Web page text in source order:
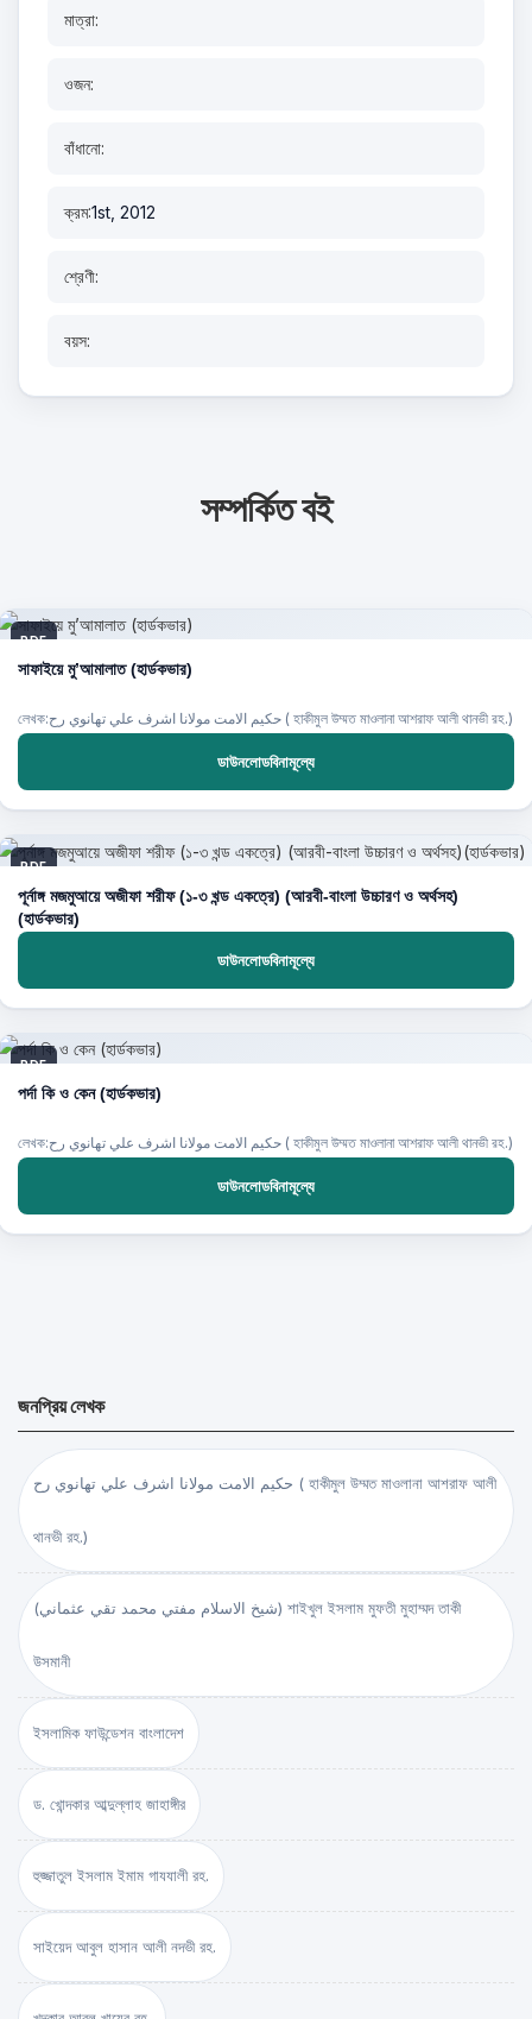
মাত্রা:
ওজন:
বাঁধানো:
ক্রম:1st, 2012
শ্রেণী:
বয়স:
সম্পর্কিত বই
PDF
সাফাইয়ে মু’আমালাত (হার্ডকভার)
লেখক:حكيم الامت مولانا اشرف علي تهانوي رح ( হাকীমুল উম্মত মাওলানা আশরাফ আলী থানভী রহ.)
ডাউনলোডবিনামূল্যে
PDF
পূর্নাঙ্গ মজমুআয়ে অজীফা শরীফ (১-৩ খন্ড একত্রে) (আরবী-বাংলা উচ্চারণ ও অর্থসহ)
(হার্ডকভার)
ডাউনলোডবিনামূল্যে
PDF
পর্দা কি ও কেন (হার্ডকভার)
লেখক:حكيم الامت مولانا اشرف علي تهانوي رح ( হাকীমুল উম্মত মাওলানা আশরাফ আলী থানভী রহ.)
ডাউনলোডবিনামূল্যে
জনপ্রিয় লেখক
حكيم الامت مولانا اشرف علي تهانوي رح ( হাকীমুল উম্মত মাওলানা আশরাফ আলী
থানভী রহ.)
(شيخ الاسلام مفتي محمد تقي عثماني) শাইখুল ইসলাম মুফতী মুহাম্মদ তাকী
উসমানী
ইসলামিক ফাউন্ডেশন বাংলাদেশ
ড. খোন্দকার আব্দুল্লাহ জাহাঙ্গীর
হুজ্জাতুল ইসলাম ইমাম গাযযালী রহ.
সাইয়েদ আবুল হাসান আলী নদভী রহ.